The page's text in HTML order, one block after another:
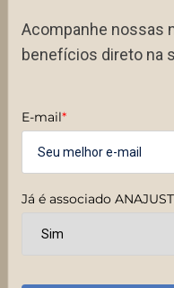
Acompanhe nossas
benefícios direto na
E-mail*
Já é associado